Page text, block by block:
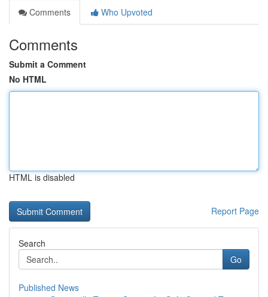
Comments
Who Upvoted
Comments
Submit a Comment
No HTML
HTML is disabled
Report Page
Search
Go
Published News